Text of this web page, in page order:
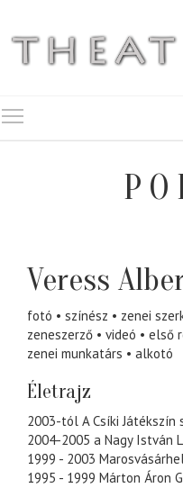
Veress
fotó színész zenei
zeneszerző
videó
első
zenei munkatárs
alkotó
Életrajz
2003-tól A Csíki Játékszín
2004-2005 a Nagy István
1999 - 2003
1995 - 1999 Márton Áron